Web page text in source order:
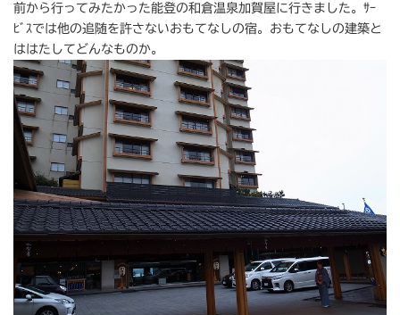
前から行ってみたかった能登の和倉温泉加賀屋に行きました。ｻｰ
ﾋﾞｽでは他の追随を許さないおもてなしの宿。おもてなしの建築と
ははたしてどんなものか。